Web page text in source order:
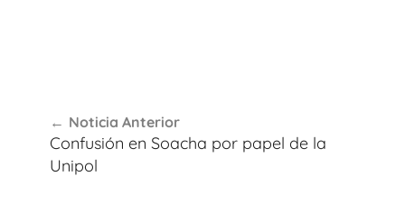
de
entradas
Noticia Anterior
Confusión en Soacha por papel de la
Unipol